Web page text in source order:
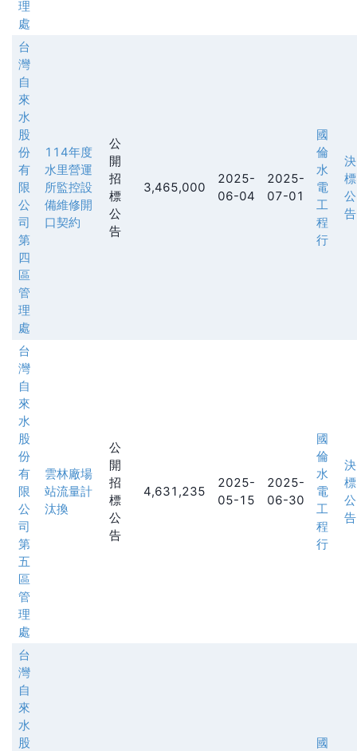
理
處
台
灣
自
來
水
股
份
有
限
公
司
第
四
區
管
理
處
114年度
水里營運
所監控設
備維修開
口契約
公
開
招
標
公
告
3,465,000
2025-
06-04
2025-
07-01
國
倫
水
電
工
程
行
決
標
公
告
台
灣
自
來
水
股
份
有
限
公
司
第
五
區
管
理
處
雲林廠場
站流量計
汰換
公
開
招
標
公
告
4,631,235
2025-
05-15
2025-
06-30
國
倫
水
電
工
程
行
決
標
公
告
台
灣
自
來
水
股
國